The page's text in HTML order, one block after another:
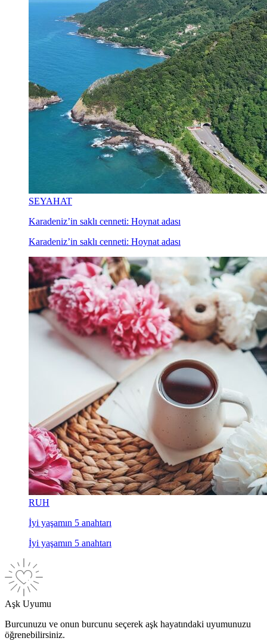
SEYAHAT
Karadeniz’in saklı cenneti: Hoynat adası
Karadeniz’in saklı cenneti: Hoynat adası
RUH
İyi yaşamın 5 anahtarı
İyi yaşamın 5 anahtarı
Aşk Uyumu
Burcunuzu ve onun burcunu seçerek aşk hayatındaki uyumunuzu
öğrenebilirsiniz.